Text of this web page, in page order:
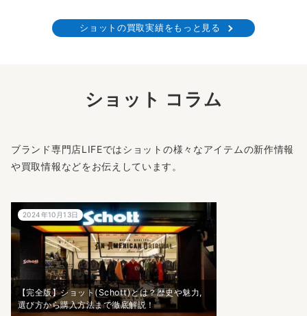
ショットの買取実績をもっと見る
ショット コラム
ブランド専門店LIFEではショットの様々なアイテムの新作情報
や買取情報などをお伝えしています。
【完全版】ショット(Schott)とは？歴史や魅力,
選び方から購入方法まで徹底解説！
2024年10月13日